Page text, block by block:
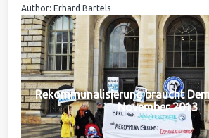
Author: Erhard Bartels
Rekommunalisierung braucht
November 2013